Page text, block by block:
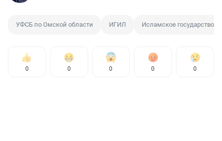
УФСБ по Омской области ИГИЛ Исламское государство
0 0 0 0 0